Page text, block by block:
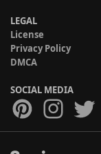
LEGAL
License
Privacy Policy
DMCA
SOCIAL MEDIA